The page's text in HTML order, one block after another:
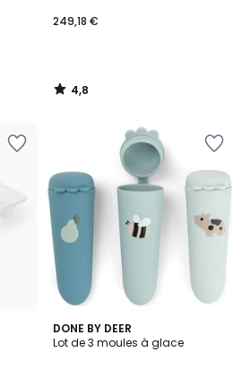
249,18 €
4,8
/
DONE BY DEER
Lot de 3 moules à glace